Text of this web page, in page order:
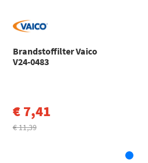
[mm]
Purflux EP164
Tecnocar B57
Wix Filters WF8316
Brandstoffilter Vaico
V24-0483
€ 7,41
€ 11,39